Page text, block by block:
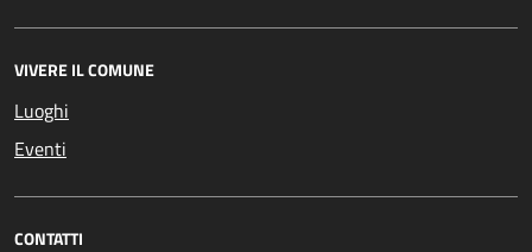
VIVERE IL COMUNE
Luoghi
Eventi
CONTATTI